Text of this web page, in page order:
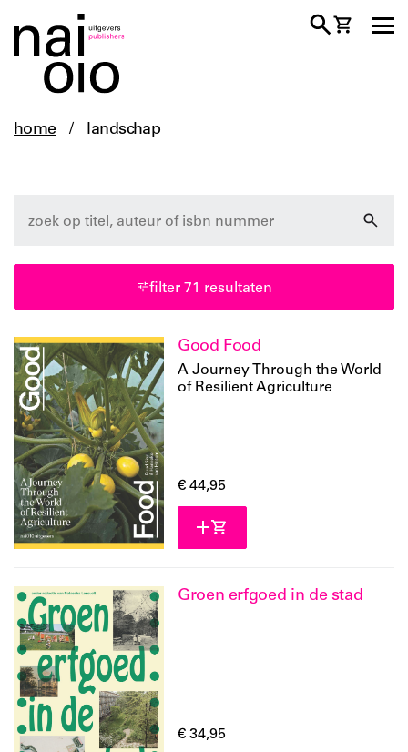
home / landschap
architectuur
kunst
ruimtelijke ontwikkeling
stedenbouw
taal
duits
engels
nederlands
beschikbaar
leverbaar
verwacht
filter 71 resultaten
Good Food
A Journey Through the World
of Resilient Agriculture
€ 44,95
Groen erfgoed in de stad
€ 34,95